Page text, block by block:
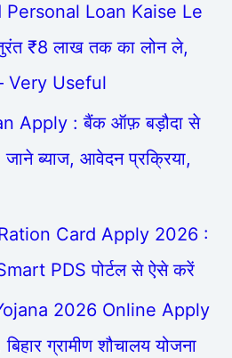
Loan Kaise Le
₹8 लाख तक का लोन ले,
Very Useful
Apply : बैंक ऑफ़ बड़ौदा से
ब्याज, आवेदन प्रक्रिया,
Card Apply 2026 :
PDS पोर्टल से ऐसे करें
2026 Online Apply
ग्रामीण शौचालय योजना